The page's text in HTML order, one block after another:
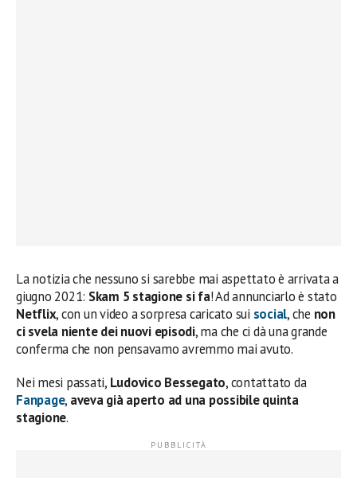
La notizia che nessuno si sarebbe mai aspettato è arrivata a
giugno 2021: Skam 5 stagione si fa! Ad annunciarlo è stato
Netflix, con un video a sorpresa caricato sui social, che non
ci svela niente dei nuovi episodi, ma che ci dà una grande
conferma che non pensavamo avremmo mai avuto.
Nei mesi passati, Ludovico Bessegato, contattato da
Fanpage, aveva già aperto ad una possibile quinta
stagione.